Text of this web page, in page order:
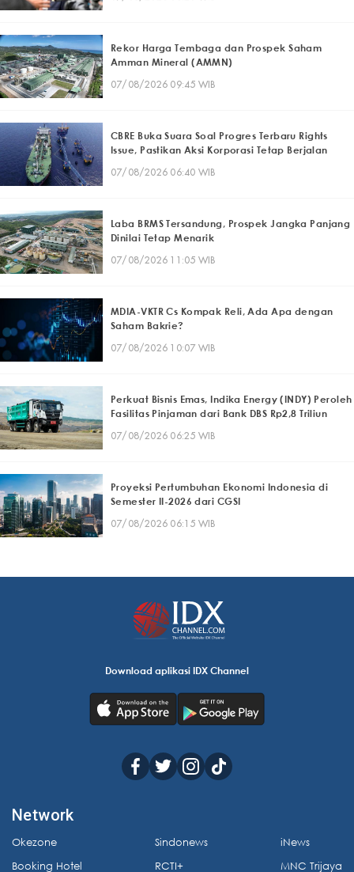
Rekor Harga Tembaga dan Prospek Saham
Amman Mineral (AMMN)
07/08/2026 09:45 WIB
CBRE Buka Suara Soal Progres Terbaru Rights
Issue, Pastikan Aksi Korporasi Tetap Berjalan
07/08/2026 06:40 WIB
Laba BRMS Tersandung, Prospek Jangka Panjang
Dinilai Tetap Menarik
07/08/2026 11:05 WIB
MDIA-VKTR Cs Kompak Reli, Ada Apa dengan
Saham Bakrie?
07/08/2026 10:07 WIB
Perkuat Bisnis Emas, Indika Energy (INDY) Peroleh
Fasilitas Pinjaman dari Bank DBS Rp2,8 Triliun
07/08/2026 06:25 WIB
Proyeksi Pertumbuhan Ekonomi Indonesia di
Semester II-2026 dari CGSI
07/08/2026 06:15 WIB
Download aplikasi IDX Channel
Network
Okezone
Booking Hotel
Sindonews
RCTI+
iNews
MNC Trijaya